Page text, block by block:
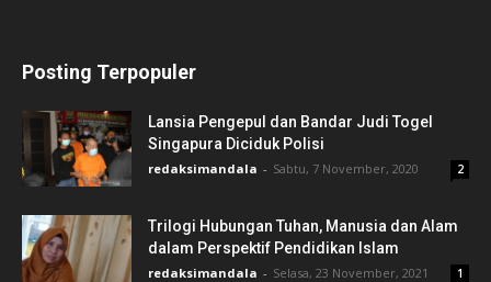
Posting Terpopuler
Lansia Pengepul dan Bandar Judi Togel
Singapura Diciduk Polisi
redaksimandala - Sabtu, 7 November, 2020 2
Trilogi Hubungan Tuhan, Manusia dan Alam
dalam Perspektif Pendidikan Islam
redaksimandala - Selasa, 23 November, 2021 1